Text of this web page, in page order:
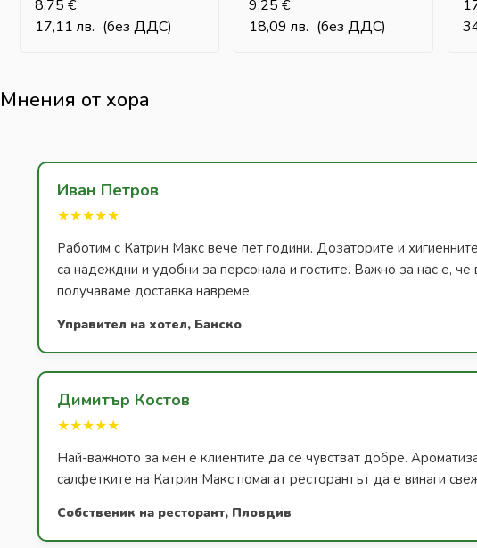
8,75 €
17,11 лв. (без ДДС)
9,25 €
18,09 лв. (без ДДС)
Мнения от хора
Иван Петров
★★★★★
Работим с Катрин Макс вече пет години. Дозаторите и
са надеждни и удобни за персонала и гостите. Важно за нас е, че
получаваме доставка навреме.
Управител на хотел, Банско
Димитър Костов
★★★★★
Най-важното за мен е клиентите да се чувстват добре.
салфетките на Катрин Макс помагат ресторантът да е винаги
Собственик на ресторант, Пловдив